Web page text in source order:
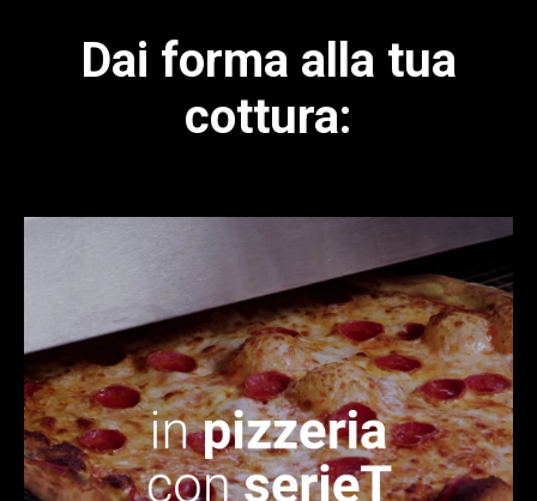
Dai forma alla tua
cottura: